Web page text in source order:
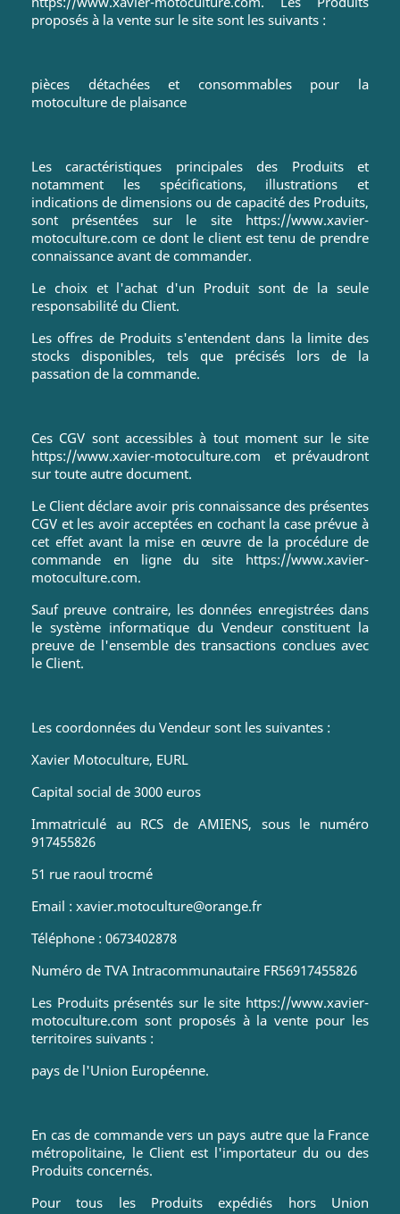
proposés à la vente sur le site sont les suivants :
pièces détachées et consommables pour la
motoculture de plaisance
Les caractéristiques principales des Produits et
notamment les spécifications, illustrations et
indications de dimensions ou de capacité des Produits,
sont présentées sur le site https://www.xavier-
motoculture.com ce dont le client est tenu de prendre
connaissance avant de commander.
Le choix et l'achat d'un Produit sont de la seule
responsabilité du Client.
Les offres de Produits s'entendent dans la limite des
stocks disponibles, tels que précisés lors de la
passation de la commande.
Ces CGV sont accessibles à tout moment sur le site
https://www.xavier-motoculture.com
et prévaudront
sur toute autre document.
Le Client déclare avoir pris connaissance des présentes
CGV et les avoir acceptées en cochant la case prévue à
cet effet avant la mise en œuvre de la procédure de
commande en ligne du site https://www.xavier-
motoculture.com.
Sauf preuve contraire, les données enregistrées dans
le système informatique du Vendeur constituent la
preuve de l'ensemble des transactions conclues avec
le Client.
Les coordonnées du Vendeur sont les suivantes :
Xavier Motoculture, EURL
Capital social de 3000 euros
Immatriculé au RCS de AMIENS, sous le numéro
917455826
51 rue raoul trocmé
Email : xavier.motoculture@orange.fr
Téléphone : 0673402878
Numéro de TVA Intracommunautaire FR56917455826
Les Produits présentés sur le site https://www.xavier-
motoculture.com sont proposés à la vente pour les
territoires suivants :
pays de l'Union Européenne.
En cas de commande vers un pays autre que la France
métropolitaine, le Client est l'importateur du ou des
Produits concernés.
Pour tous les Produits expédiés hors Union